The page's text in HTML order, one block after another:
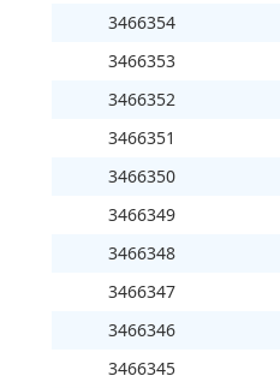
3466354
3466353
3466352
3466351
3466350
3466349
3466348
3466347
3466346
3466345